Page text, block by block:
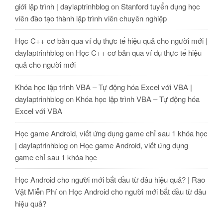
giới lập trình | daylaptrinhblogonStanford tuyển dụng học
viên đào tạo thành lập trình viên chuyên nghiệp
Học C++ cơ bản qua ví dụ thực tế hiệu quả cho người mới |
daylaptrinhblogon Học C++ cơ bản qua ví dụ thực tế hiệu
quả cho người mới
Khóa học lập trình VBA – Tự động hóa Excel với VBA |
daylaptrinhblogon Khóa học lập trình VBA – Tự động hóa
Excel với VBA
Học game Android, viết ứng dụng game chỉ sau 1 khóa học
| daylaptrinhblogon Học game Android, viết ứng dụng
game chỉ sau 1 khóa học
Học Android cho người mới bắt đầu từ đâu hiệu quả? | Rao
Vặt Miễn Phíon Học Android cho người mới bắt đầu từ đâu
hiệu quả?